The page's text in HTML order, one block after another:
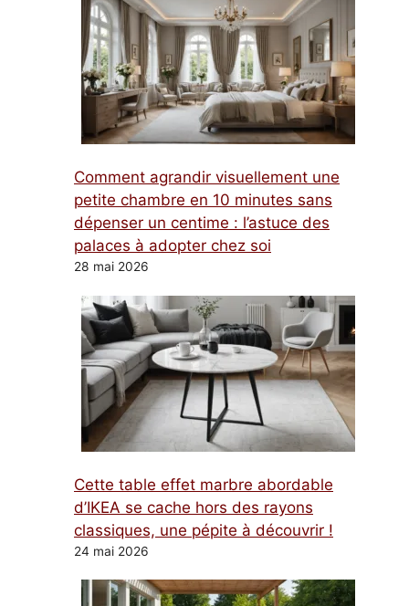
Comment agrandir visuellement une
petite chambre en 10 minutes sans
dépenser un centime : l’astuce des
palaces à adopter chez soi
28 mai 2026
Cette table effet marbre abordable
d’IKEA se cache hors des rayons
classiques, une pépite à découvrir !
24 mai 2026